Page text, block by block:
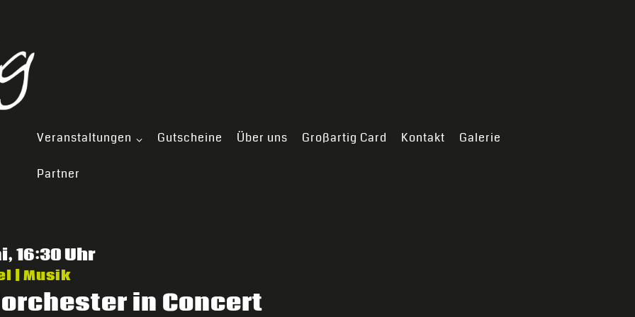
Veranstaltungen Gutscheine Über uns Großartig Card Kontakt Galerie
Partner
16:30 Uhr
| Musik
in Concert